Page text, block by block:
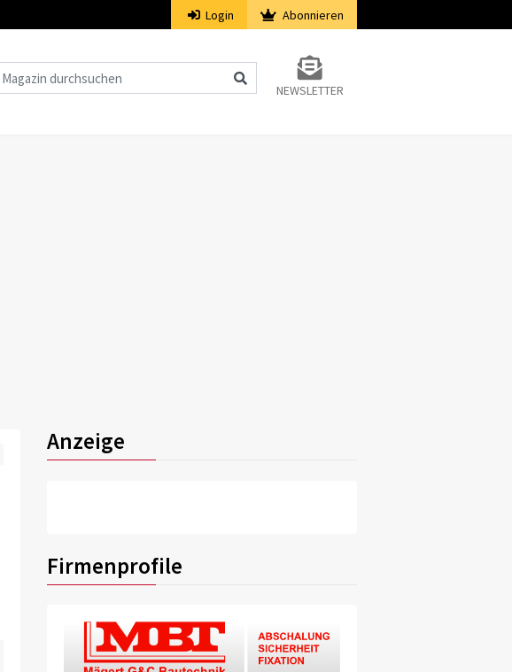
Login Abonnieren
NEWSLETTER
Anzeige
Firmenprofile